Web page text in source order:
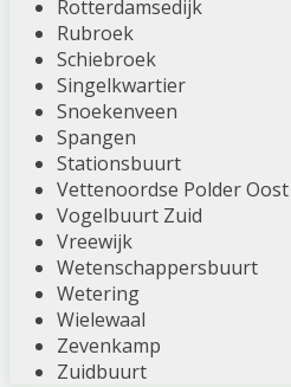
Rotterdamsedijk
Rubroek
Schiebroek
Singelkwartier
Snoekenveen
Spangen
Stationsbuurt
Vettenoordse Polder Oost
Vogelbuurt Zuid
Vreewijk
Wetenschappersbuurt
Wetering
Wielewaal
Zevenkamp
Zuidbuurt